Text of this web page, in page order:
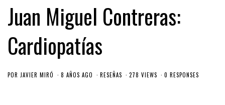
Juan Miguel Contreras:
Cardiopatías
POR JAVIER MIRÓ 8 AÑOS AGO RESEÑAS 278 VIEWS 0 RESPONSES